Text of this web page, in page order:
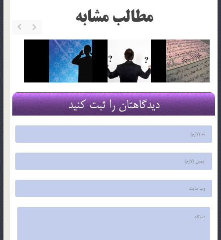
مطالب مشابه
دیدگاهتان را ثبت کنید